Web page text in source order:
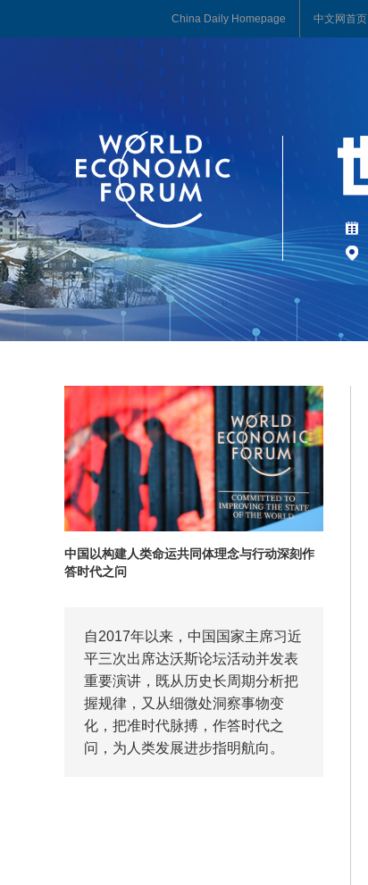
China Daily Homepage 中文网首页
中国以构建人类命运共同体理念与行动深刻作
答时代之问
自2017年以来，中国国家主席习近
平三次出席达沃斯论坛活动并发表
重要演讲，既从历史长周期分析把
握规律，又从细微处洞察事物变
化，把准时代脉搏，作答时代之
问，为人类发展进步指明航向。